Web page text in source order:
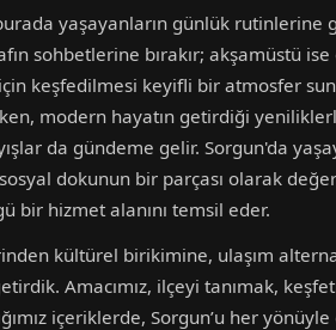
yaşayanların günlük
sohbetlerine bırakır; akşamüstü
keşfedilmesi keyifli bir atmosfer
modern hayatın getirdiği
da gündeme gelir. Sorgun'da
dokunun bir parçası olarak
bir hizmet alanını temsil eder.
kültürel birikimine, ulaşım
Amacımız, ilçeyi tanımak,
içeriklerde, Sorgun’u her